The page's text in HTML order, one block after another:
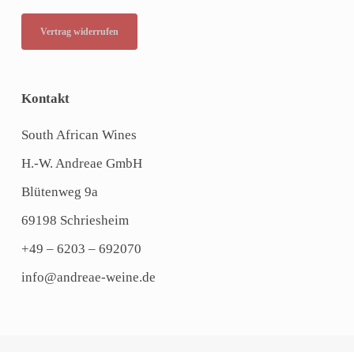
Vertrag widerrufen
Kontakt
South African Wines
H.-W. Andreae GmbH
Blütenweg 9a
69198 Schriesheim
+49 – 6203 – 692070
info@andreae-weine.de